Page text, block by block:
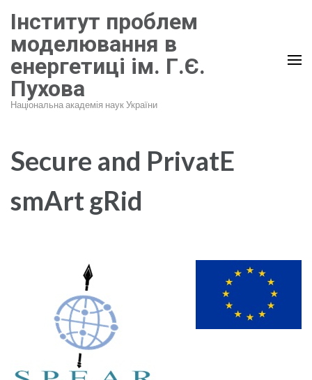
до
вмісту
(натисніть
Enter)
Інститут проблем
моделювання в
енергетиці ім. Г.Є.
Пухова
Національна академія наук України
Secure and PrivatE
smArt gRid